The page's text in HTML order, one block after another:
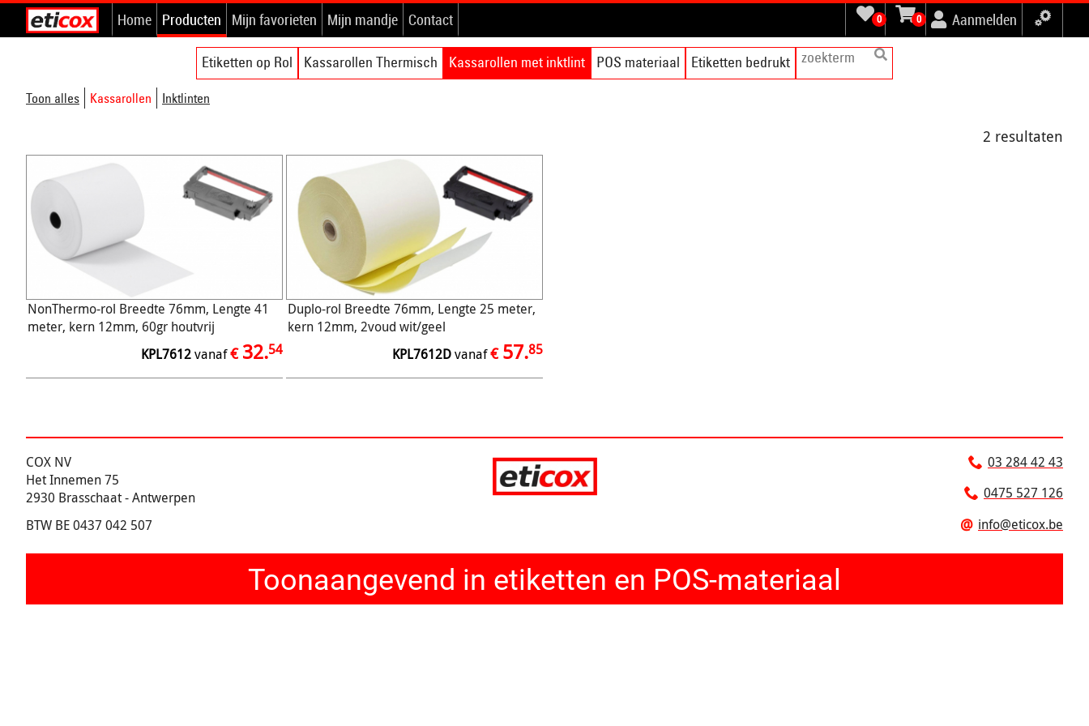
Home Producten Mijn favorieten Mijn mandje Contact 0 0 Aanmelden
Etiketten op Rol Kassarollen Thermisch Kassarollen met inktlint POS materiaal Etiketten bedrukt
Toon alles Kassarollen Inktlinten
2 resultaten
NonThermo-rol Breedte 76mm, Lengte 41
meter, kern 12mm, 60gr houtvrij
KPL7612vanaf€ 32.54
Duplo-rol Breedte 76mm, Lengte 25 meter,
kern 12mm, 2voud wit/geel
KPL7612Dvanaf€ 57.85
COX NV
Het Innemen 75
2930 Brasschaat - Antwerpen
BTW BE 0437 042 507
03 284 42 43
0475 527 126
@ info@eticox.be
Toonaangevend in etiketten en POS-materiaal